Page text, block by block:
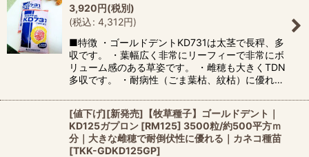
3,920円(税別)
(税込: 4,312円)
■特徴 ・ゴールドデントKD731は太茎で長稈、多
収です。 ・葉幅広く非常にリーフィーで非常にボ
リューム感のある草姿です。 ・雌穂も大きくTDN
多収です。 ・耐病性（ごま葉枯、紋枯）に優れ…
[値下げ][新発売]【牧草種子】ゴールドデント｜
KD125ガプロン [RM125] 3500粒/約500平方ｍ
分｜大きな雌穂で耐倒伏性に優れる｜カネコ種苗
[TKK-GDKD125GP]